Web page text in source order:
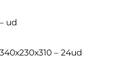
– ud
340x230x310 – 24ud